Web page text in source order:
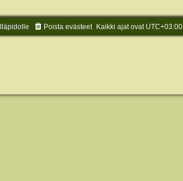
Kaikki ajat ovat UTC+03:00
Poista evästeet